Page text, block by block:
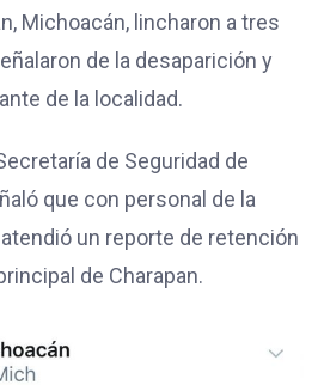
Michoacán, lincharon a tres
de la desaparición y
de la localidad.
de Seguridad de
que con personal de la
un reporte de retención
de Charapan.